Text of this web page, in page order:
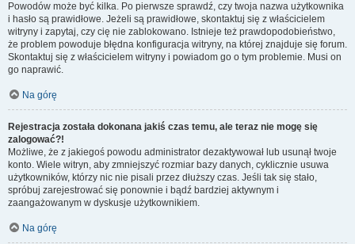
Powodów może być kilka. Po pierwsze sprawdź, czy twoja nazwa użytkownika
i hasło są prawidłowe. Jeżeli są prawidłowe, skontaktuj się z właścicielem
witryny i zapytaj, czy cię nie zablokowano. Istnieje też prawdopodobieństwo,
że problem powoduje błędna konfiguracja witryny, na której znajduje się forum.
Skontaktuj się z właścicielem witryny i powiadom go o tym problemie. Musi on
go naprawić.
Na górę
Rejestracja została dokonana jakiś czas temu, ale teraz nie mogę się
zalogować?!
Możliwe, że z jakiegoś powodu administrator dezaktywował lub usunął twoje
konto. Wiele witryn, aby zmniejszyć rozmiar bazy danych, cyklicznie usuwa
użytkowników, którzy nic nie pisali przez dłuższy czas. Jeśli tak się stało,
spróbuj zarejestrować się ponownie i bądź bardziej aktywnym i
zaangażowanym w dyskusje użytkownikiem.
Na górę